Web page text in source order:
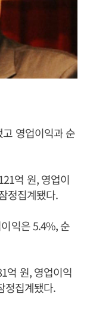
영업이익과 순
억 원, 영업이
정집계됐다.
익은 5.4%, 순
억 원, 영업이익
정집계됐다.